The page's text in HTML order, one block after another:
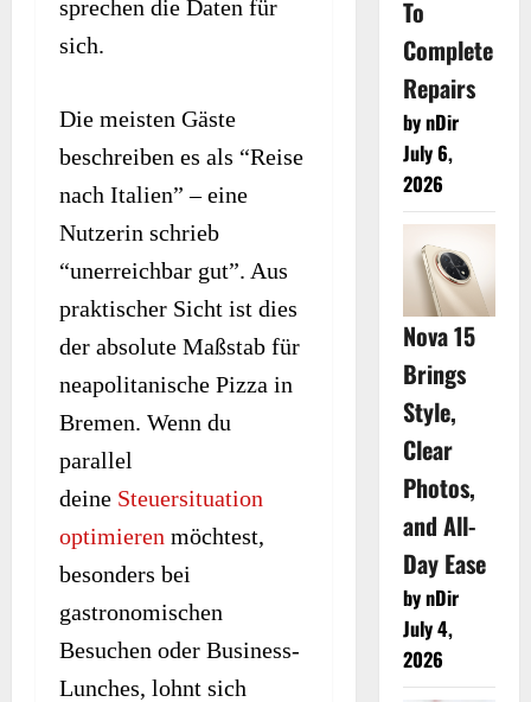
sprechen die Daten für
sich.
Die meisten Gäste
beschreiben es als “Reise
nach Italien” – eine
Nutzerin schrieb
“unerreichbar gut”. Aus
praktischer Sicht ist dies
der absolute Maßstab für
neapolitanische Pizza in
Bremen. Wenn du
parallel
deine Steuersituation
optimieren möchtest,
besonders bei
gastronomischen
Besuchen oder Business-
Lunches, lohnt sich
To
Complete
Repairs
by nDir
July 6,
2026
Nova 15
Brings
Style,
Clear
Photos,
and All-
Day Ease
by nDir
July 4,
2026